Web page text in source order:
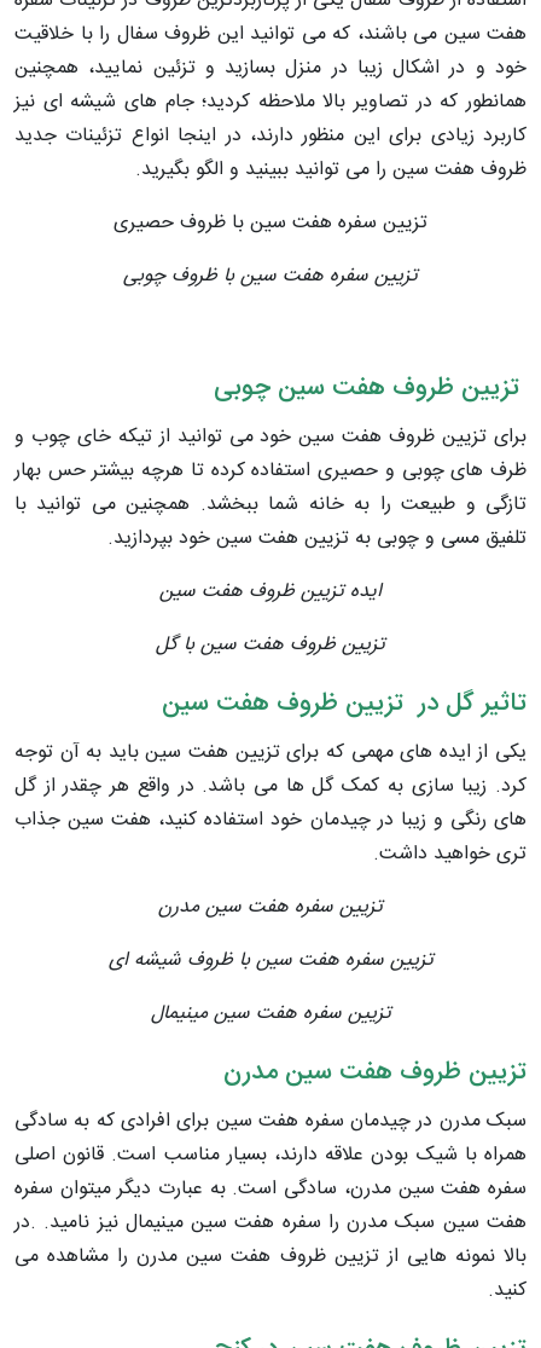
هفت سین می باشند، که می توانید این ظروف سفال را با خلاقیت
خود و در اشکال زیبا در منزل بسازید و تزئین نمایید، همچنین
همانطور که در تصاویر بالا ملاحظه کردید؛ جام های شیشه ای نیز
کاربرد زیادی برای این منظور دارند، در اینجا انواع تزئینات جدید
ظروف هفت سین را می توانید ببینید و الگو بگیرید.
تزیین سفره هفت سین با ظروف حصیری
تزیین سفره هفت سین با ظروف چوبی
تزیین ظروف هفت سین چوبی
برای تزیین ظروف هفت سین خود می توانید از تیکه خای چوب و
ظرف های چوبی و حصیری استفاده کرده تا هرچه بیشتر حس بهار
تازگی و طبیعت را به خانه شما ببخشد. همچنین می توانید با
تلفیق مسی و چوبی به تزیین هفت سین خود بپردازید.
ایده تزیین ظروف هفت سین
تزیین ظروف هفت سین با گل
تاثیر گل در تزیین ظروف هفت سین
یکی از ایده های مهمی که برای تزیین هفت سین باید به آن توجه
کرد. زیبا سازی به کمک گل ها می باشد. در واقع هر چقدر از گل
های رنگی و زیبا در چیدمان خود استفاده کنید، هفت سین جذاب
تری خواهید داشت.
تزیین سفره هفت سین مدرن
تزیین سفره هفت سین با ظروف شیشه ای
تزیین سفره هفت سین مینیمال
تزیین ظروف هفت سین مدرن
سبک مدرن در چیدمان سفره هفت­ سین برای افرادی که به سادگی
همراه با شیک بودن علاقه دارند، بسیار مناسب است. قانون اصلی
سفره هفت سین مدرن، سادگی است. به عبارت دیگر میتوان سفره
هفت سین سبک مدرن را سفره هفت سین مینیمال نیز نامید. .در
بالا نمونه هایی از تزیین ظروف هفت سین مدرن را مشاهده می
کنید.